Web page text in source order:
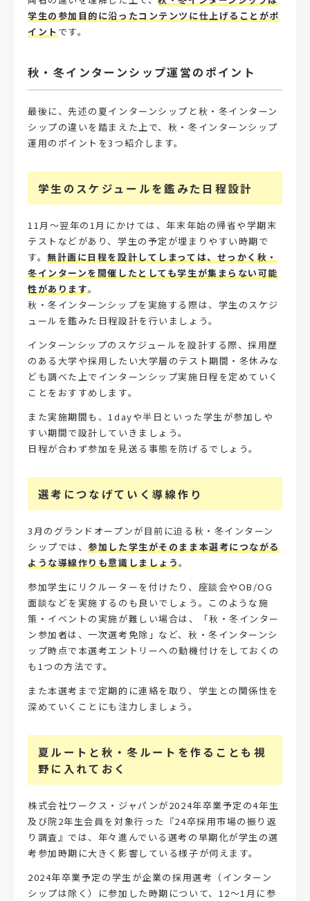
学生の参加目的に沿ったコンテンツに仕上げることがポ
イント です。
秋・冬インターンシップ運営のポイント
最後に、先述の夏インターンシップと秋・冬インターン
シップの違いを踏まえた上で、秋・冬インターンシップ
運用のポイントを3つ紹介します。
学生のスケジュールを鑑みた日程設計
11月～翌年の1月にかけては、年末年始の帰省や学期末
テストなどがあり、学生の予定が埋まりやすい時期で
す。無計画に日程を設計してしまっては、せっかく秋・
冬インターンを開催したとしても学生が集まらない可能
性があります。
秋・冬インターンシップを実施する際は、学生のスケジ
ュールを鑑みた日程設計を行いましょう。
インターンシップのスケジュールを設計する際、採用歴
のある大学や採用したい大学層のテスト期間・冬休みな
ども調べた上でインターンシップ実施日程を定めていく
ことをおすすめします。
また実施期間も、1dayや半日といった学生が参加しや
すい期間で設計していきましょう。
日程が合わず参加を見送る事態を防げるでしょう。
選考につなげていく導線作り
3月のグランドオープンが目前に迫る秋・冬インターン
シップでは、参加した学生がそのまま本選考につながる
ような導線作りも意識しましょう。
参加学生にリクルーターを付けたり、座談会やOB/OG
面談などを実施するのも良いでしょう。このような施
策・イベントの実施が難しい場合は、「秋・冬インター
ン参加者は、一次選考免除」など、秋・冬インターンシ
ップ時点で本選考エントリーへの動機付けをしておくの
も1つの方法です。
また本選考まで定期的に連絡を取り、学生との関係性を
深めていくことにも注力しましょう。
夏ルートと秋・冬ルートを作ることも視
野に入れておく
株式会社ワークス・ジャパンが2024年卒業予定の4年生
及び院2年生会員を対象行った『24卒採用市場の振り返
り調査』では、年々進んでいる選考の早期化が学生の選
考参加時期に大きく影響している様子が伺えます。
2024年卒業予定の学生が企業の採用選考（インターン
シップは除く）に参加した時期について、12～1月に参